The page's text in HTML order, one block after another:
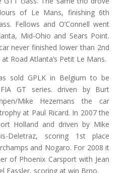
of Le Mans, finishing 6th
Fellows and O’Connell went
Mid-Ohio and Sears Point.
never finished lower than 2nd
Road Atlanta’s Petit Le Mans.
sold GPLK in Belgium to be
GT series. driven by Burt
Mike Hezemans the car
at Paul Ricard. In 2007 the
Holland and driven by Mike
Deletraz, scoring 1st place
and Nogaro. For 2008 it
of Phoenix Carsport with Jean
Fassler, scoring at win Brno.